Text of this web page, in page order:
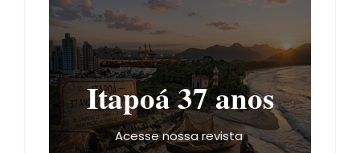
Itapoá 37 anos
Acesse nossa revista